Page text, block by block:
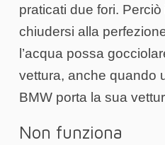
praticati due fori.
chiudersi alla
l’acqua possa
vettura, anche quando
BMW porta la sua
Non funziona